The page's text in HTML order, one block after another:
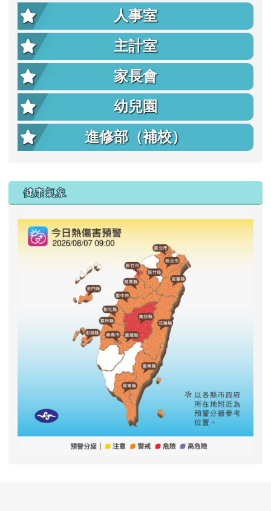
人事室
主計室
家長會
幼兒園
進修部（補校）
右邊區域內容
健康氣象